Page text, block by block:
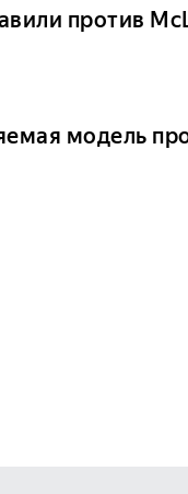
против
модель